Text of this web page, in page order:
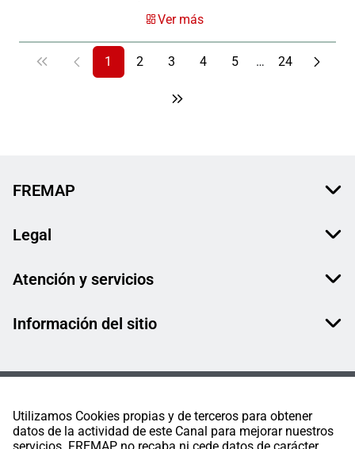
Utilizamos Cookies propias y de terceros para obtener
datos de la actividad de este Canal para mejorar nuestros
Ver más
1 2 3 4 5 … 24
FREMAP
Legal
Atención y servicios
Información del sitio